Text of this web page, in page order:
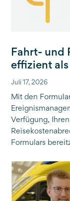
Fahrt- und
effizient
Juli 17, 2026
Mit den
Verfügung,
Formulars